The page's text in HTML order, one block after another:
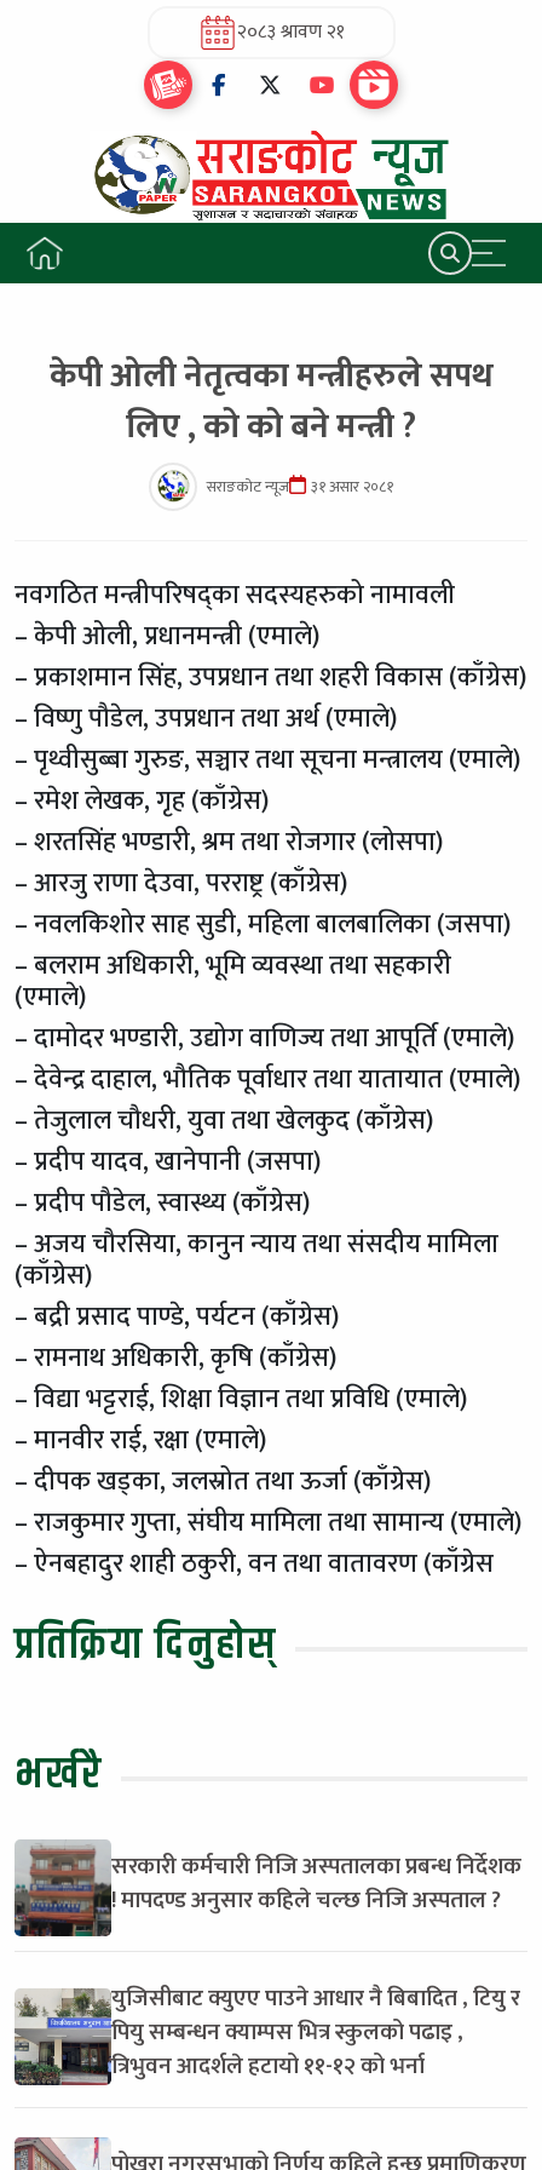
२०८३ श्रावण २१
केपी ओली नेतृत्वका मन्त्रीहरुले सपथ
लिए , को को बने मन्त्री ?
सराङकोट न्यूज ३१ असार २०८१
नवगठित मन्त्रीपरिषद्का सदस्यहरुको नामावली
– केपी ओली, प्रधानमन्त्री (एमाले)
– प्रकाशमान सिंह, उपप्रधान तथा शहरी विकास (काँग्रेस)
– विष्णु पौडेल, उपप्रधान तथा अर्थ (एमाले)
– पृथ्वीसुब्बा गुरुङ, सञ्चार तथा सूचना मन्त्रालय (एमाले)
– रमेश लेखक, गृह (काँग्रेस)
– शरतसिंह भण्डारी, श्रम तथा रोजगार (लोसपा)
– आरजु राणा देउवा, परराष्ट्र (काँग्रेस)
– नवलकिशोर साह सुडी, महिला बालबालिका (जसपा)
– बलराम अधिकारी, भूमि व्यवस्था तथा सहकारी
(एमाले)
– दामोदर भण्डारी, उद्योग वाणिज्य तथा आपूर्ति (एमाले)
– देवेन्द्र दाहाल, भौतिक पूर्वाधार तथा यातायात (एमाले)
– तेजुलाल चौधरी, युवा तथा खेलकुद (काँग्रेस)
– प्रदीप यादव, खानेपानी (जसपा)
– प्रदीप पौडेल, स्वास्थ्य (काँग्रेस)
– अजय चौरसिया, कानुन न्याय तथा संसदीय मामिला
(काँग्रेस)
– बद्री प्रसाद पाण्डे, पर्यटन (काँग्रेस)
– रामनाथ अधिकारी, कृषि (काँग्रेस)
– विद्या भट्टराई, शिक्षा विज्ञान तथा प्रविधि (एमाले)
– मानवीर राई, रक्षा (एमाले)
– दीपक खड्का, जलस्रोत तथा ऊर्जा (काँग्रेस)
– राजकुमार गुप्ता, संघीय मामिला तथा सामान्य (एमाले)
– ऐनबहादुर शाही ठकुरी, वन तथा वातावरण (काँग्रेस
प्रतिक्रिया दिनुहोस्
भर्खरै
सरकारी कर्मचारी निजि अस्पतालका प्रबन्ध निर्देशक
! मापदण्ड अनुसार कहिले चल्छ निजि अस्पताल ?
युजिसीबाट क्युएए पाउने आधार नै बिबादित , टियु र
पियु सम्बन्धन क्याम्पस भित्र स्कुलको पढाइ ,
त्रिभुवन आदर्शले हटायो ११-१२ को भर्ना